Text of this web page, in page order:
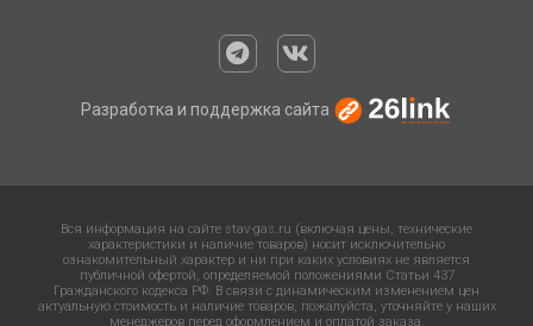
Разработка и поддержка сайта
Вся информация на сайте stav-gas.ru (включая цены, технические
характеристики и наличие товаров) носит исключительно
ознакомительный характер и ни при каких условиях не является
публичной офертой, определяемой положениями Статьи 437
Гражданского кодекса РФ. В связи с динамическим изменением цен
актуальную стоимость и наличие товаров, пожалуйста, уточняйте у наших
менеджеров перед оформлением и оплатой заказа.